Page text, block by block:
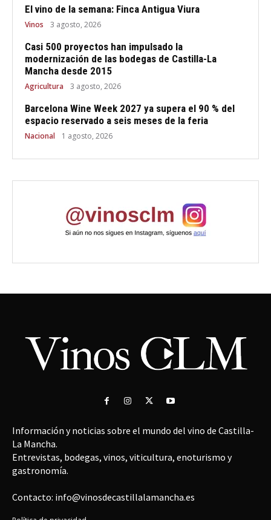
El vino de la semana: Finca Antigua Viura
Vinos 3 agosto, 2026
Casi 500 proyectos han impulsado la
modernización de las bodegas de Castilla-La
Mancha desde 2015
Agricultura 3 agosto, 2026
Barcelona Wine Week 2027 ya supera el 90 % del
espacio reservado a seis meses de la feria
Nacional 1 agosto, 2026
Información y noticias sobre el mundo del vino de Castilla-
La Mancha.
Entrevistas, bodegas, vinos, viticultura, enoturismo y
gastronomía.
Contacto: info@vinosdecastillalamancha.es